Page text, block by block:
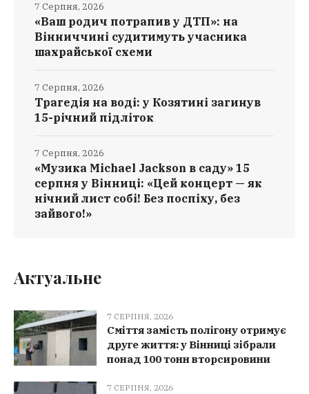
«Ваш родич потрапив у ДТП»: на
Вінниччині судитимуть учасника
шахрайської схеми
7 Серпня, 2026
Трагедія на воді: у Козятині загинув
15-річний підліток
7 Серпня, 2026
«Музика Michael Jackson в саду» 15
серпня у Вінниці: «Цей концерт — як
нічний лист собі! Без поспіху, без
зайвого!»
7 Серпня, 2026
Актуальне
7 СЕРПНЯ, 2026
Сміття замість полігону отримує
друге життя: у Вінниці зібрали
понад 100 тонн вторсировини
7 СЕРПНЯ, 2026